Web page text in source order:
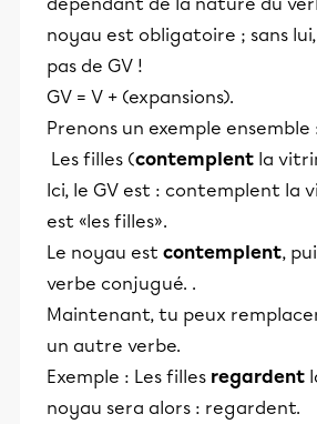
noyau est obligatoire ; sans
pas de GV !
GV = V + (expansions).
Prenons un exemple ensemble
Les filles (contemplent la
Ici, le GV est : contemplent la
est «les filles».
Le noyau est contemplent,
verbe conjugué. .
Maintenant, tu peux
un autre verbe.
Exemple : Les filles regardent
noyau sera alors : regardent.